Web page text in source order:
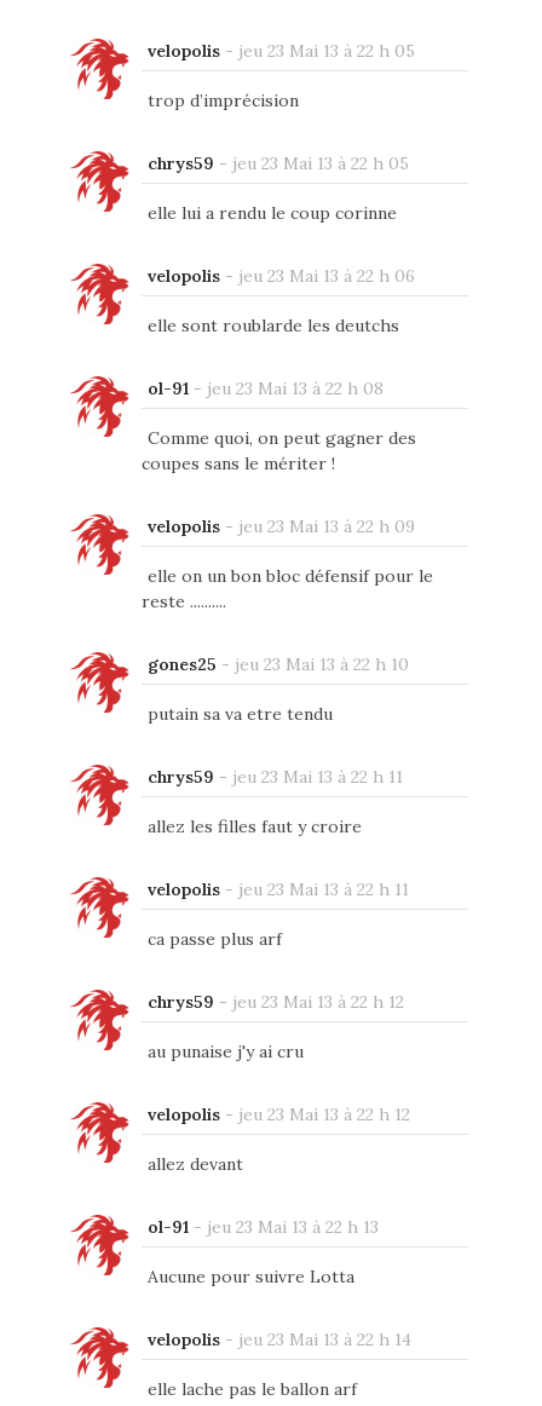
velopolis- jeu 23 Mai 13 à 22 h 05
trop d’imprécision
chrys59 - jeu 23 Mai 13 à 22 h 05
elle lui a rendu le coup corinne
velopolis- jeu 23 Mai 13 à 22 h 06
elle sont roublarde les deutchs
ol-91- jeu 23 Mai 13 à 22 h 08
Comme quoi, on peut gagner des
coupes sans le mériter !
velopolis- jeu 23 Mai 13 à 22 h 09
elle on un bon bloc défensif pour le
reste ..........
gones25 - jeu 23 Mai 13 à 22 h 10
putain sa va etre tendu
chrys59 - jeu 23 Mai 13 à 22 h 11
allez les filles faut y croire
velopolis- jeu 23 Mai 13 à 22 h 11
ca passe plus arf
chrys59 - jeu 23 Mai 13 à 22 h 12
au punaise j'y ai cru
velopolis- jeu 23 Mai 13 à 22 h 12
allez devant
ol-91- jeu 23 Mai 13 à 22 h 13
Aucune pour suivre Lotta
velopolis- jeu 23 Mai 13 à 22 h 14
elle lache pas le ballon arf